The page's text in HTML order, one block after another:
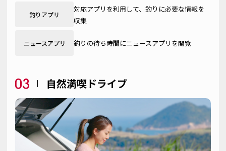
釣りアプリ
対応アプリを利用して、釣りに必要な情報を
収集
ニュースアプリ 釣りの待ち時間にニュースアプリを閲覧
自然満喫ドライブ